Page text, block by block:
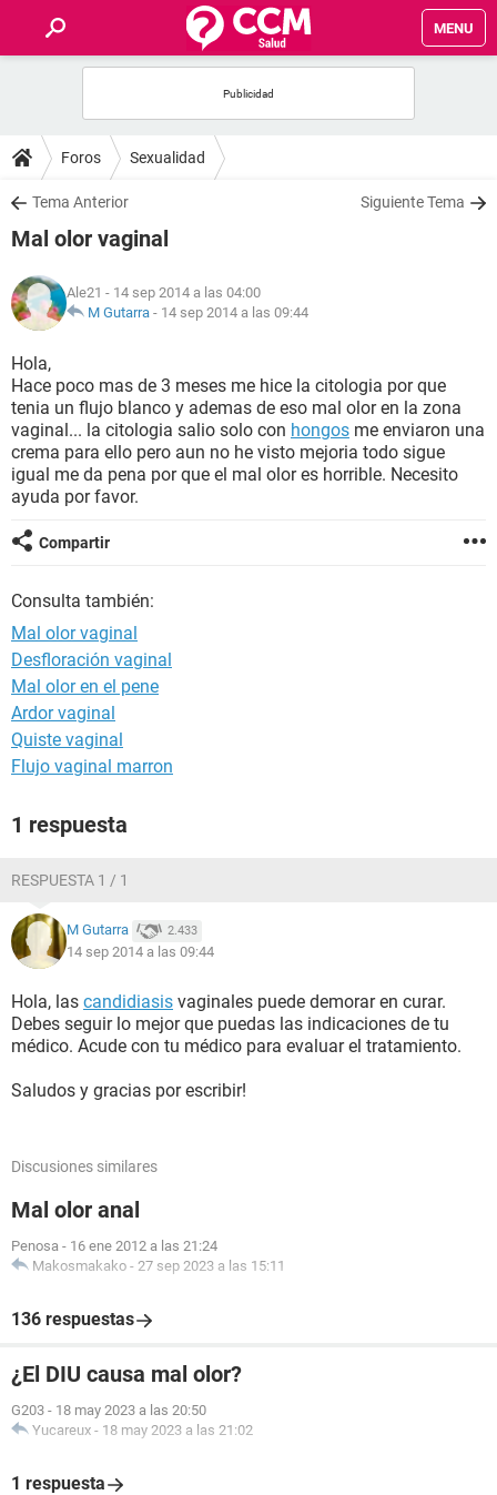
MENU
FOROS
SALUD
NUTRICIÓN
BIENESTAR
SEXUALIDAD
GLOSARIO
Foros Sexualidad
Tema Anterior Siguiente Tema
Mal olor vaginal
Ale21 - 14 sep 2014 a las 04:00
M Gutarra - 14 sep 2014 a las 09:44
Hola,
Hace poco mas de 3 meses me hice la citologia por que
tenia un flujo blanco y ademas de eso mal olor en la zona
vaginal... la citologia salio solo con hongos me enviaron una
crema para ello pero aun no he visto mejoria todo sigue
igual me da pena por que el mal olor es horrible. Necesito
ayuda por favor.
Compartir
Consulta también:
Mal olor vaginal
Desfloración vaginal
Mal olor en el pene
Ardor vaginal
Quiste vaginal
Flujo vaginal marron
1 respuesta
RESPUESTA 1 / 1
M Gutarra 2.433
14 sep 2014 a las 09:44
Hola, las candidiasis vaginales puede demorar en curar.
Debes seguir lo mejor que puedas las indicaciones de tu
médico. Acude con tu médico para evaluar el tratamiento.
Saludos y gracias por escribir!
Discusiones similares
Mal olor anal
Penosa - 16 ene 2012 a las 21:24
Makosmakako - 27 sep 2023 a las 15:11
136 respuestas
¿El DIU causa mal olor?
G203 - 18 may 2023 a las 20:50
Yucareux - 18 may 2023 a las 21:02
1 respuesta